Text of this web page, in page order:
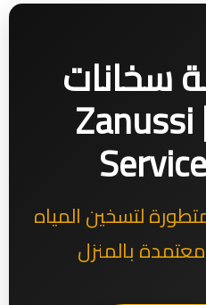
سخانات
زانوسي | Zanussi
لتسخين المياه
بالمنزل